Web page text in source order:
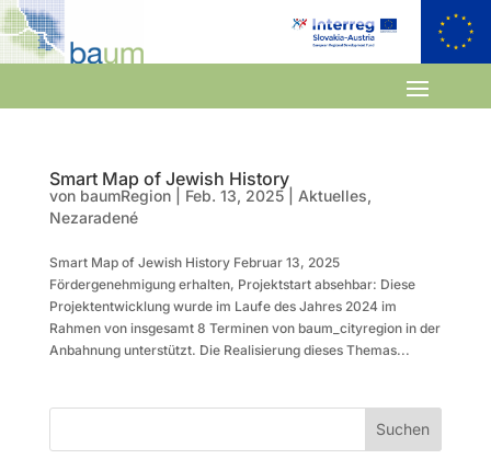
Smart Map of Jewish History
von baumRegion| Feb. 13, 2025| Aktuelles,
Nezaradené
Smart Map of Jewish History Februar 13, 2025
Fördergenehmigung erhalten, Projektstart absehbar: Diese
Projektentwicklung wurde im Laufe des Jahres 2024 im
Rahmen von insgesamt 8 Terminen von baum_cityregion in der
Anbahnung unterstützt. Die Realisierung dieses Themas...